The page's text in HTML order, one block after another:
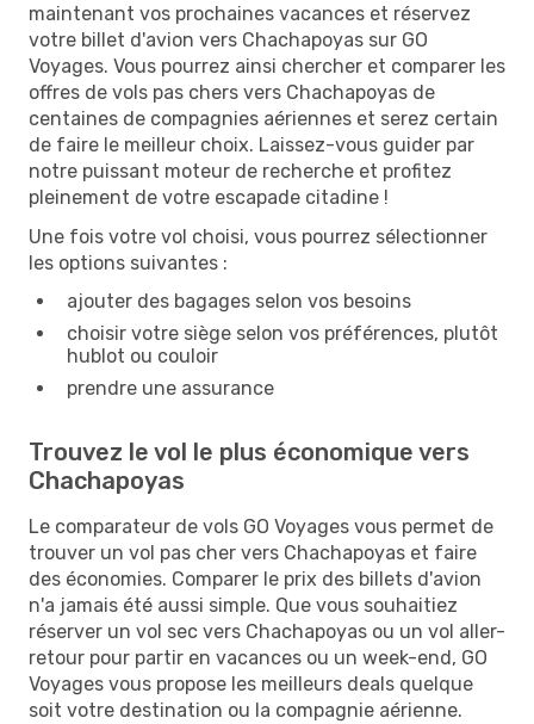
maintenant vos prochaines vacances et réservez
votre billet d'avion vers Chachapoyas sur GO
Voyages. Vous pourrez ainsi chercher et comparer les
offres de vols pas chers vers Chachapoyas de
centaines de compagnies aériennes et serez certain
de faire le meilleur choix. Laissez-vous guider par
notre puissant moteur de recherche et profitez
pleinement de votre escapade citadine !
Une fois votre vol choisi, vous pourrez sélectionner
les options suivantes :
ajouter des bagages selon vos besoins
choisir votre siège selon vos préférences, plutôt
hublot ou couloir
prendre une assurance
Trouvez le vol le plus économique vers
Chachapoyas
Le comparateur de vols GO Voyages vous permet de
trouver un vol pas cher vers Chachapoyas et faire
des économies. Comparer le prix des billets d'avion
n'a jamais été aussi simple. Que vous souhaitiez
réserver un vol sec vers Chachapoyas ou un vol aller-
retour pour partir en vacances ou un week-end, GO
Voyages vous propose les meilleurs deals quelque
soit votre destination ou la compagnie aérienne.